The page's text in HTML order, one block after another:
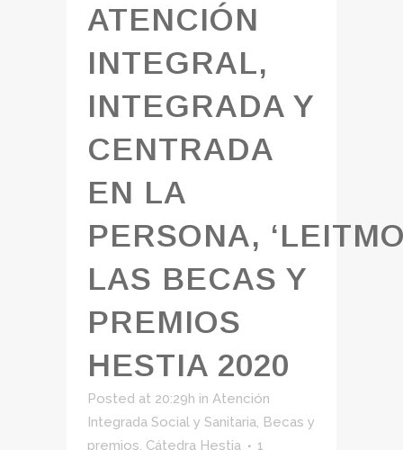
ATENCIÓN
INTEGRAL,
INTEGRADA Y
CENTRADA
EN LA
PERSONA,
LAS BECAS Y
PREMIOS
HESTIA 2020
Posted at 20:29h in Atención
Integrada Social y Sanitaria, Becas y
premios, Cátedra Hestia 1